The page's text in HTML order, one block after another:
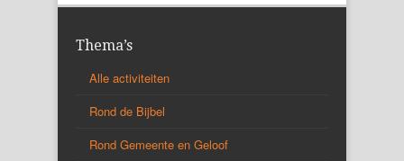
Thema’s
Alle activiteiten
Rond de Bijbel
Rond Gemeente en Geloof